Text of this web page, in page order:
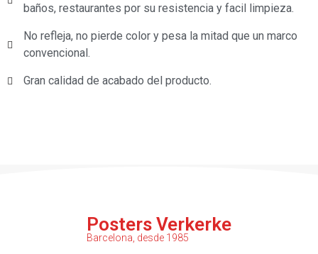
baños, restaurantes por su resistencia y facil limpieza.
No refleja, no pierde color y pesa la mitad que un marco
convencional.
Gran calidad de acabado del producto.
Posters Verkerke
Barcelona, desde 1985